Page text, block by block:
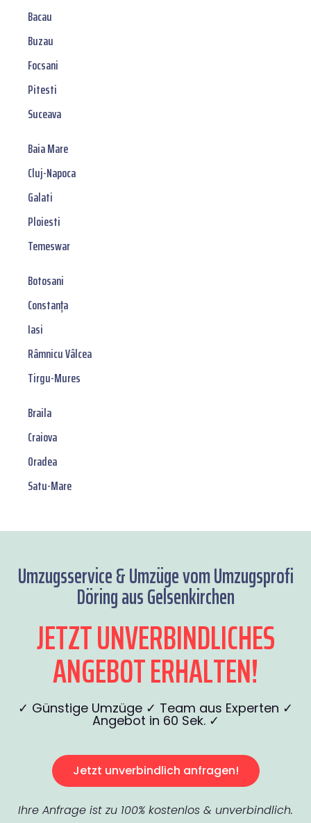
Bacau
Buzau
Focsani
Pitesti
Suceava
Baia Mare
Cluj-Napoca
Galati
Ploiesti
Temeswar
Botosani
Constanța
Iasi
Râmnicu Vâlcea
Tirgu-Mures
Braila
Craiova
Oradea
Satu-Mare
Umzugsservice & Umzüge vom Umzugsprofi
Döring aus Gelsenkirchen
JETZT UNVERBINDLICHES
ANGEBOT ERHALTEN!
✓ Günstige Umzüge ✓ Team aus Experten ✓
Angebot in 60 Sek. ✓
Jetzt unverbindlich anfragen!
Ihre Anfrage ist zu 100% kostenlos & unverbindlich.